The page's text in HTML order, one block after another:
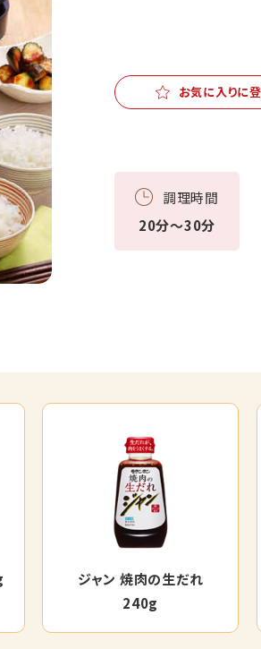
お気に入りに
調理時間
20分～30分
ジャン 焼肉の生だれ
240g